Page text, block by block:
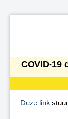
COVID-19
Deze link